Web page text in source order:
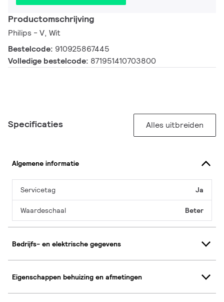
Productomschrijving
Philips - V, Wit
Bestelcode: 910925867445
Volledige bestelcode: 871951410703800
Specificaties Alles uitbreiden
Algemene informatie
Servicetag Ja
Waardeschaal Beter
Bedrijfs- en elektrische gegevens
Eigenschappen behuizing en afmetingen